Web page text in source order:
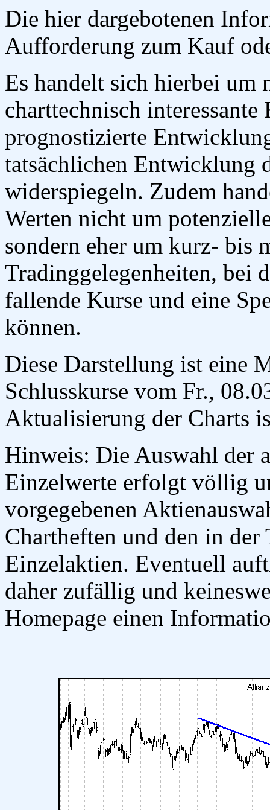
Die hier dargebotenen
Aufforderung zum Kauf
Es handelt sich hierbei um
charttechnisch
prognostizierte
tatsächlichen Entwicklung
widerspiegeln. Zudem
Werten nicht um
sondern eher um kurz- bis
Tradinggelegenheiten, bei
fallende Kurse und eine
können.
Diese Darstellung ist eine
Schlusskurse vom Fr.,
Aktualisierung der Charts
Hinweis: Die Auswahl der
Einzelwerte erfolgt völlig
vorgegebenen
Chartheften und den in der
Einzelaktien. Eventuell
daher zufällig und
Homepage einen